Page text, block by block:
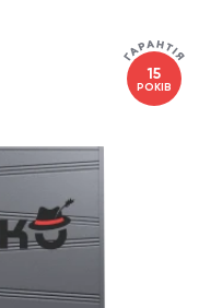
15
РОКІВ